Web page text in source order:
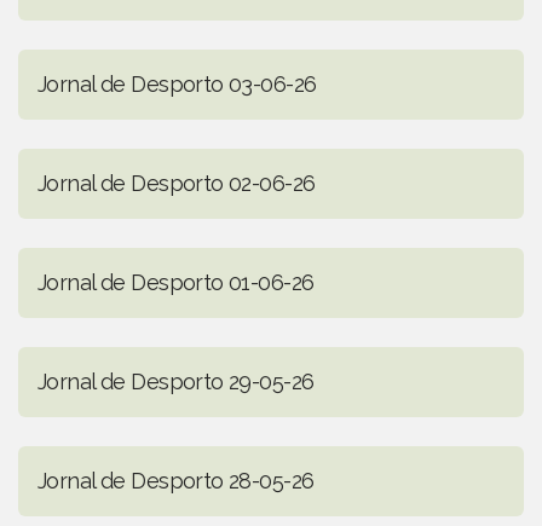
Jornal de Desporto 03-06-26
Jornal de Desporto 02-06-26
Jornal de Desporto 01-06-26
Jornal de Desporto 29-05-26
Jornal de Desporto 28-05-26